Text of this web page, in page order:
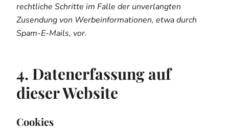
rechtliche Schritte im Falle der unverlangten
Zusendung von Werbeinformationen, etwa durch
Spam-E-Mails, vor.
4. Datenerfassung auf
dieser Website
Cookies